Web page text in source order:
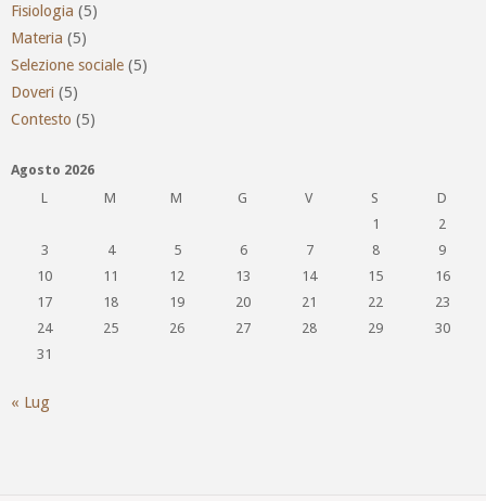
Fisiologia (5)
Materia (5)
Selezione sociale (5)
Doveri (5)
Contesto (5)
Agosto 2026
L
M M G V S
D
1
2
3
4 5 6 7 8
9
10
11 12 13 14 15
16
17
18 19 20 21 22
23
24
25 26 27 28 29
30
31
« Lug